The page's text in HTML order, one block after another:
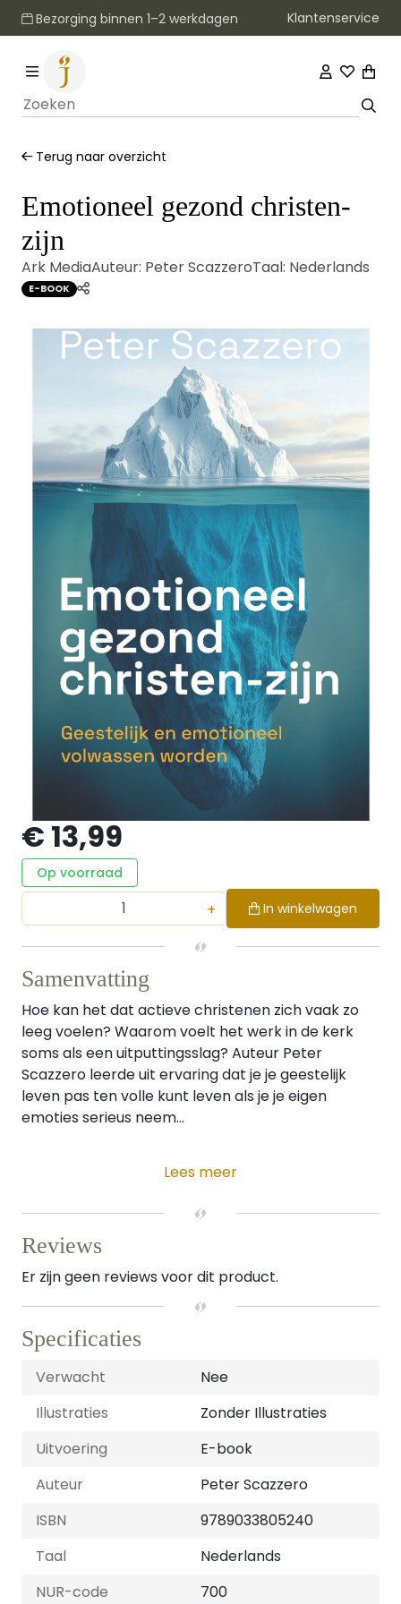
Bezorging binnen 1–2 werkdagen Klantenservice
Terug naar overzicht
Emotioneel gezond christen-
zijn
Ark MediaAuteur: Peter ScazzeroTaal: Nederlands
E-BOOK
€ 13,99
Op voorraad
+ In winkelwagen
Samenvatting
Hoe kan het dat actieve christenen zich vaak zo
leeg voelen? Waarom voelt het werk in de kerk
soms als een uitputtingsslag? Auteur Peter
Scazzero leerde uit ervaring dat je je geestelijk
leven pas ten volle kunt leven als je je eigen
emoties serieus neem...
Lees meer
Reviews
Er zijn geen reviews voor dit product.
Specificaties
Verwacht
Nee
Illustraties
Zonder Illustraties
Uitvoering
E-book
Auteur
Peter Scazzero
ISBN
9789033805240
Taal
Nederlands
NUR-code
700